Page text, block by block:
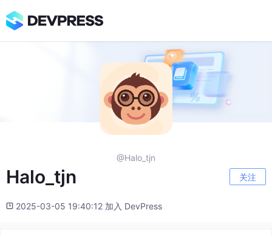
@Halo_tjn
Halo_tjn 关注
2025-03-05 19:40:12 加入 DevPress